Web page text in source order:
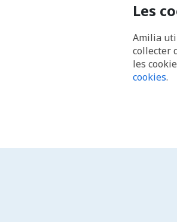
Les
Amilia
collecter
les
cookies.